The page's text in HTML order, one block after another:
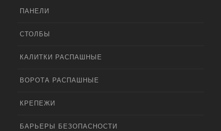
ПАНЕЛИ
СТОЛБЫ
КАЛИТКИ РАСПАШНЫЕ
ВОРОТА РАСПАШНЫЕ
КРЕПЕЖИ
БАРЬЕРЫ БЕЗОПАСНОСТИ